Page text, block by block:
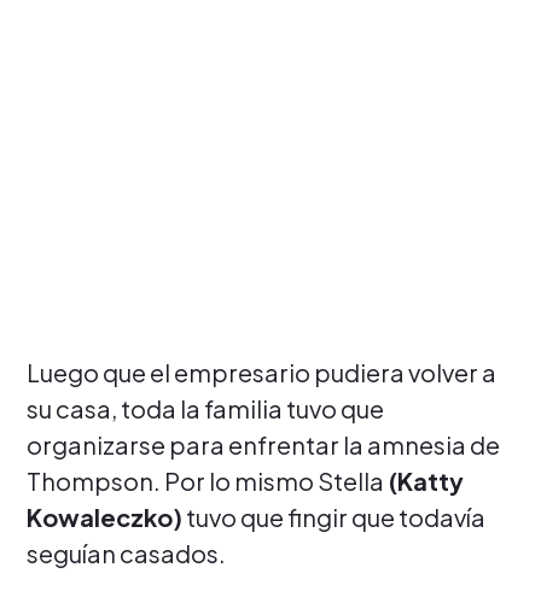
Luego que el empresario pudiera volver a
su casa, toda la familia tuvo que
organizarse para enfrentar la amnesia de
Thompson. Por lo mismo Stella (Katty
Kowaleczko) tuvo que fingir que todavía
seguían casados.